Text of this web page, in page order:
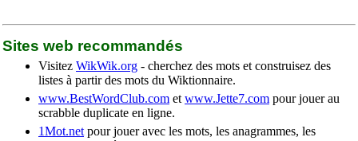
Sites web recommandés
Visitez WikWik.org - cherchez des mots et construisez des
listes à partir des mots du Wiktionnaire.
www.BestWordClub.com et www.Jette7.com pour jouer au
scrabble duplicate en ligne.
1Mot.net pour jouer avec les mots, les anagrammes, les